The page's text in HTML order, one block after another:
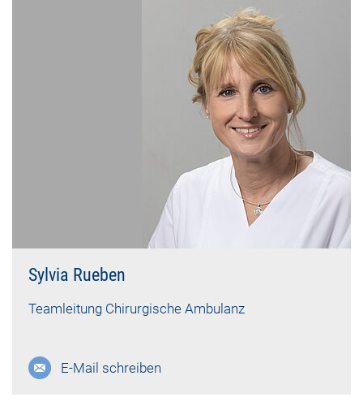
Sylvia Rueben
Teamleitung Chirurgische Ambulanz
E-Mail schreiben